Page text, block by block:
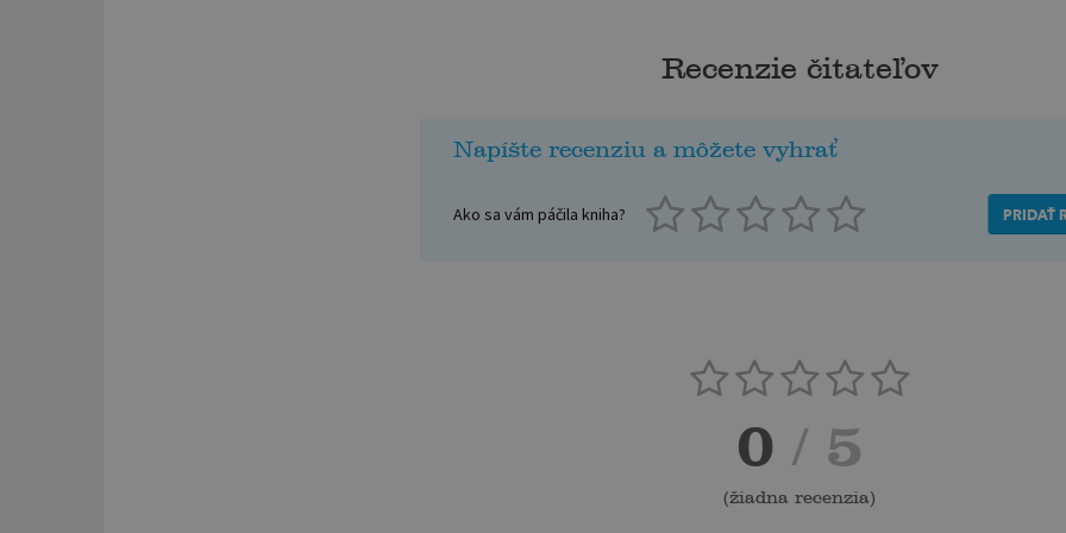
Recenzie čitateľov
Napíšte recenziu a môžete vyhrať
Ako sa vám páčila kniha? PRIDAŤ
0 / 5
(žiadna recenzia)